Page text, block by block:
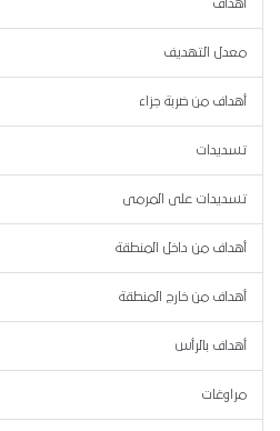
أهداف
معدل التهديف
أهداف من ضربة جزاء
تسديدات
تسديدات على المرمى
أهداف من داخل المنطقة
أهداف من خارج المنطقة
أهداف بالرأس
مراوغات